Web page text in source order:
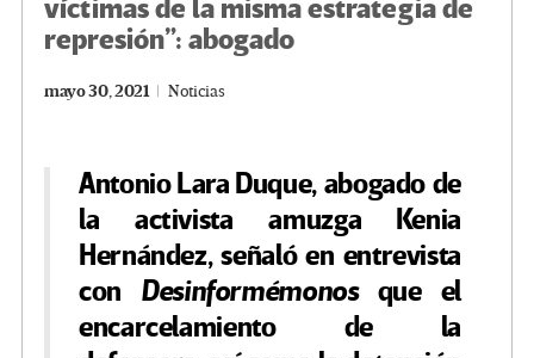
víctimas de la misma estrategia de
represión”: abogado
mayo 30, 2021 Noticias
Antonio Lara Duque, abogado de
la activista amuzga Kenia
Hernández, señaló en entrevista
con Desinformémonos que el
encarcelamiento de la